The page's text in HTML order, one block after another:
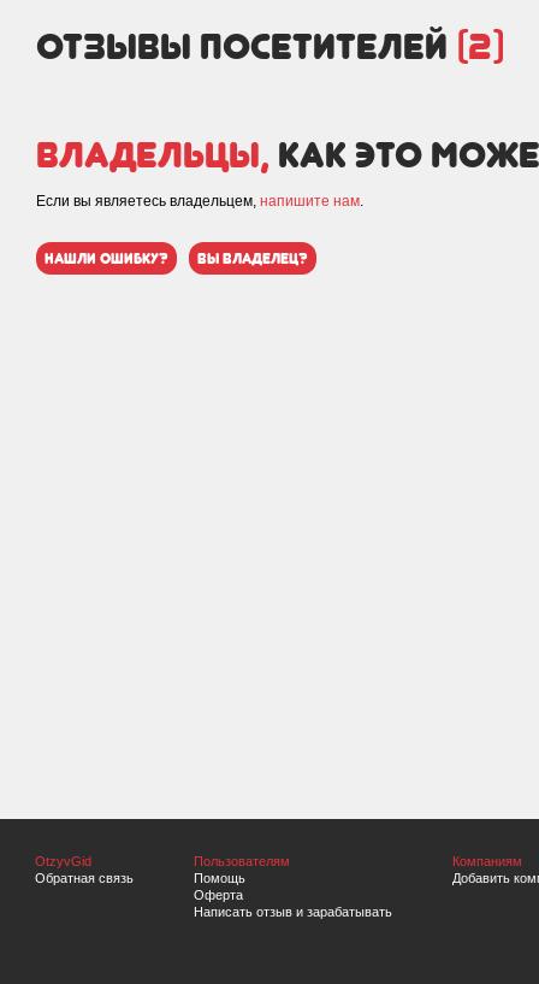
отзывы посетителей (2)
Владельцы, как это
Если вы являетесь владельцем, напишите нам.
нашли ошибку? вы владелец?
OtzyvGid
Обратная связь
Пользователям
Помощь
Оферта
Написать отзыв и зарабатывать
Компаниям
Добавить